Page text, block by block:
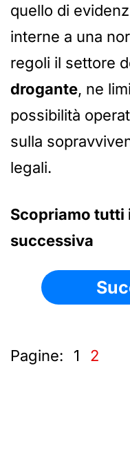
quello di
interne a una
regoli il settore
drogante, ne
possibilità
sulla
legali.
Scopriamo tutti
successiva
Pagine: 1 2